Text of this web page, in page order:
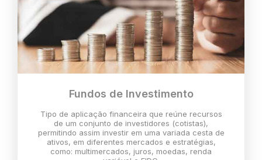
Fundos de Investimento
Tipo de aplicação financeira que reúne recursos
de um conjunto de investidores (cotistas),
permitindo assim investir em uma variada cesta de
ativos, em diferentes mercados e estratégias,
como: multimercados, juros, moedas, renda